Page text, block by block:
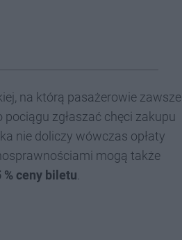
na którą pasażerowie zawsze
zgłaszać chęci zakupu
nie doliczy wówczas opłaty
mogą także
% ceny biletu